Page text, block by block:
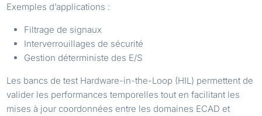
Exemples d’applications :
Filtrage de signaux
Interverrouillages de sécurité
Gestion déterministe des E/S
Les bancs de test Hardware-in-the-Loop (HIL) permettent de
valider les performances temporelles tout en facilitant les
mises à jour coordonnées entre les domaines ECAD et